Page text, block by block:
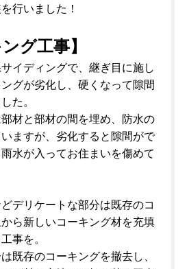
行いました！
グ工事】
イディングで、継ぎ目に施し
グが劣化し、硬くなって隙間
た。
材と部材の間を埋め、防水の
ますが、劣化すると隙間がで
水が入ってお住まいを傷めて
デリケートな部分は既存のコ
ら新しいコーキング材を充填
事を。
既存のコーキングを撤去し、